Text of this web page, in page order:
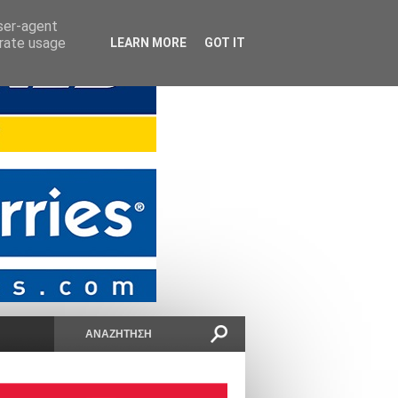
agent
usage
LEARN MORE GOT IT